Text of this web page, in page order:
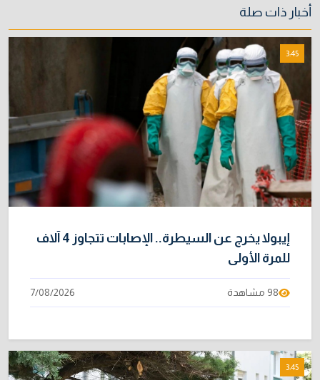
31/07/2026
8
إتلاف أكثر من 106 كغم مخدرات و22 ألف قرص في
بغداد
31/07/2026
9
خطر "إيبولا" يتضاعف.. ارتفاع عدد الإصابات
بالفيروس إلى 3748
10
نائبة تحذر من اضطرابات بسبب تأخّر دفع رواتب
الموظفين
4/08/2026
أخبار ذات صلة
3:45
إيبولا يخرج عن السيطرة.. الإصابات تتجاوز 4 آلاف
للمرة الأولى
98 مشاهدة 7/08/2026
3:45